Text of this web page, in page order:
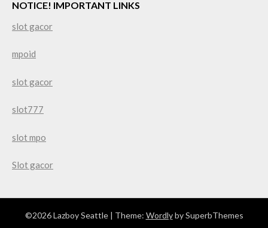
NOTICE! IMPORTANT LINKS
slot gacor
mpoid
slot gacor
slot777
slot mpo
Slot gacor
©2026 Lazboy Seattle | Theme: Wordlyby SuperbThemes